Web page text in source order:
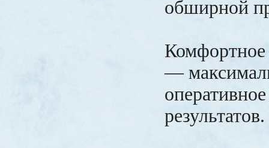
обширной
—
результатов.